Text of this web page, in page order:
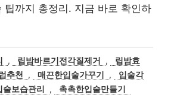
팁까지 총정리. 지금 바로 확인하
, 립밤바르기전각질제거 ,
립밤효
추천 , 매끈한입술가꾸기 ,
입술각
술보습관리 , 촉촉한입술만들기